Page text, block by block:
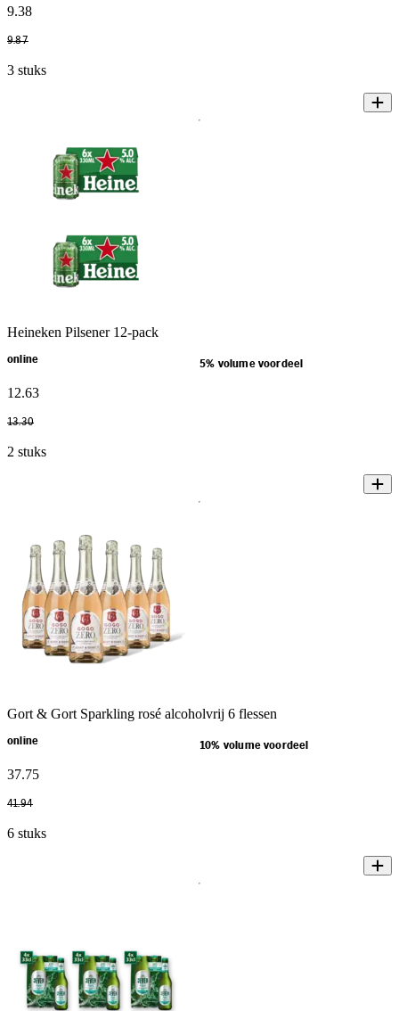
9.38
9.87
3 stuks
Heineken Pilsener 12-pack
online 5% volume voordeel
12.63
13.30
2 stuks
Gort & Gort Sparkling rosé alcoholvrij 6 flessen
online 10% volume voordeel
37.75
41.94
6 stuks